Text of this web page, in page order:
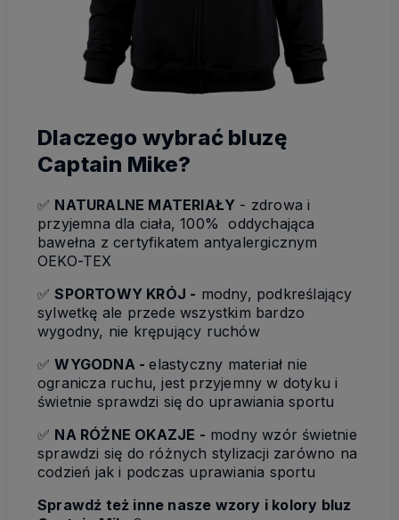
Dlaczego wybrać bluzę
Captain Mike?
✅ NATURALNE MATERIAŁY - zdrowa i
przyjemna dla ciała, 100% oddychająca
bawełna z certyfikatem antyalergicznym
OEKO-TEX
✅SPORTOWY KRÓJ - modny, podkreślający
sylwetkę ale przede wszystkim bardzo
wygodny, nie krępujący ruchów
✅WYGODNA -elastyczny materiał nie
ogranicza ruchu, jest przyjemny w dotyku i
świetnie sprawdzi się do uprawiania sportu
✅ NA RÓŻNE OKAZJE - modny wzór świetnie
sprawdzi się do różnych stylizacji zarówno na
codzień jak i podczas uprawiania sportu
Sprawdź też inne nasze wzory i kolory bluz